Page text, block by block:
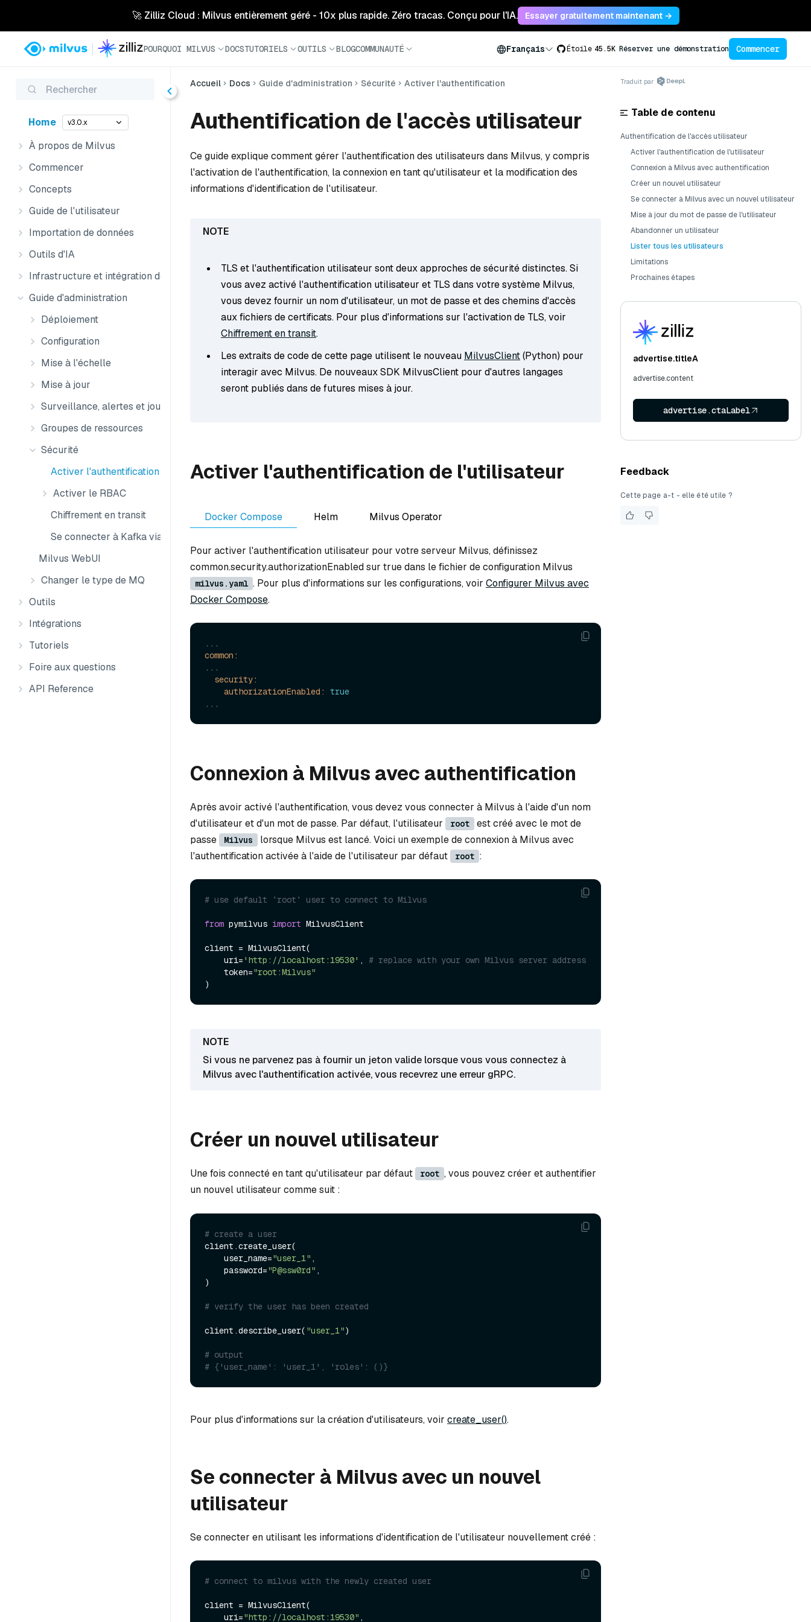
🚀 Zilliz Cloud : Milvus entièrement géré - 10x plus rapide. Zéro tracas. Conçu pour l'IA. Essayer gratuitement maintenant →
POURQUOI MILVUS DOCSTUTORIELS OUTILS BLOGCOMMUNAUTÉ Français Étoile 45.5K Réserver une démonstration Commencer
Rechercher
Home v3.0.x
À propos de Milvus
Commencer
Concepts
Guide de l'utilisateur
Importation de données
Outils d'IA
Infrastructure et intégration des données
Guide d'administration
Déploiement
Configuration
Mise à l'échelle
Mise à jour
Surveillance, alertes et journaux
Groupes de ressources
Sécurité
Activer l'authentification
Activer le RBAC
Chiffrement en transit
Se connecter à Kafka via SASL/SSL
Milvus WebUI
Changer le type de MQ
Outils
Intégrations
Tutoriels
Foire aux questions
API Reference
Accueil Docs Guide d'administration Sécurité Activer l'authentification
Authentification de l'accès utilisateur
Ce guide explique comment gérer l'authentification des utilisateurs dans Milvus, y compris
l'activation de l'authentification, la connexion en tant qu'utilisateur et la modification des
informations d'identification de l'utilisateur.
TLS et l'authentification utilisateur sont deux approches de sécurité distinctes. Si
vous avez activé l'authentification utilisateur et TLS dans votre système Milvus,
vous devez fournir un nom d'utilisateur, un mot de passe et des chemins d'accès
aux fichiers de certificats. Pour plus d'informations sur l'activation de TLS, voir
Chiffrement en transit.
Les extraits de code de cette page utilisent le nouveau MilvusClient(Python) pour
interagir avec Milvus. De nouveaux SDK MilvusClient pour d'autres langages
seront publiés dans de futures mises à jour.
Activer l'authentification de l'utilisateur
Docker Compose Helm Milvus Operator
Pour activer l'authentification utilisateur pour votre serveur Milvus, définissez
common.security.authorizationEnabled sur true dans le fichier de configuration Milvus
milvus.yaml . Pour plus d'informations sur les configurations, voir Configurer Milvus avec
Docker Compose.
...
common:
...
security:
authorizationEnabled:
true
...
Connexion à Milvus avec authentification
Après avoir activé l'authentification, vous devez vous connecter à Milvus à l'aide d'un nom
d'utilisateur et d'un mot de passe. Par défaut, l'utilisateur
root
est créé avec le mot de
passe
Milvus
lorsque Milvus est lancé. Voici un exemple de connexion à Milvus avec
l'authentification activée à l'aide de l'utilisateur par défaut
root :
# use default `root` user to connect to Milvus
from pymilvus import MilvusClient
client = MilvusClient(
    uri=
'http://localhost:19530' , # replace with your own Milvus server address
    token=
"root:Milvus"
Si vous ne parvenez pas à fournir un jeton valide lorsque vous vous connectez à
Milvus avec l'authentification activée, vous recevrez une erreur gRPC.
Créer un nouvel utilisateur
Une fois connecté en tant qu'utilisateur par défaut root , vous pouvez créer et authentifier
un nouvel utilisateur comme suit :
# create a user
client.create_user(
    user_name=
"user_1" ,
    password=
"P@ssw0rd" ,
)
# verify the user has been created
client.describe_user( "user_1")
# output
# {'user_name': 'user_1', 'roles': ()}
Pour plus d'informations sur la création d'utilisateurs, voir create_user().
Se connecter à Milvus avec un nouvel
utilisateur
Se connecter en utilisant les informations d'identification de l'utilisateur nouvellement créé :
# connect to milvus with the newly created user
client = MilvusClient(
    uri=
"http://localhost:19530" ,
Traduit par
Table de contenu
Authentification de l'accès utilisateur
Activer l'authentification de l'utilisateur
Connexion à Milvus avec authentification
Créer un nouvel utilisateur
Se connecter à Milvus avec un nouvel utilisateur
Mise à jour du mot de passe de l'utilisateur
Abandonner un utilisateur
Lister tous les utilisateurs
Limitations
Prochaines étapes
advertise.titleA
advertise.content
advertise.ctaLabel
Feedback
Cette page a-t - elle été utile ?